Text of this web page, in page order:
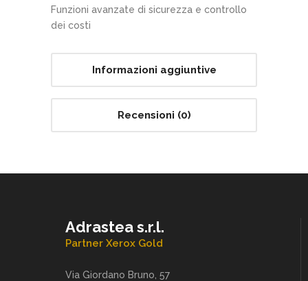
Funzioni avanzate di sicurezza e controllo
dei costi
Informazioni aggiuntive
Recensioni (0)
Adrastea s.r.l.
Partner Xerox Gold
Via Giordano Bruno, 57